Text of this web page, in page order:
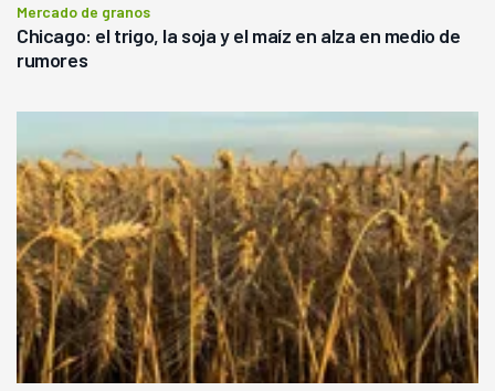
Mercado de granos
Chicago: el trigo, la soja y el maíz en alza en medio de
rumores